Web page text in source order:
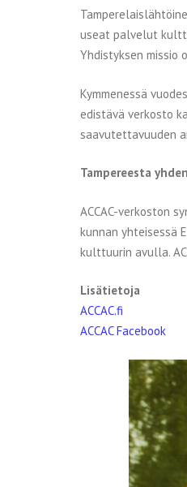
useat palvelut
Yhdistyksen missio
Kymmenessä
edistävä verkosto
saavutettavuuden
Tampereesta
ACCAC-verkoston
kunnan yhteisessä
kulttuurin avulla.
Lisätietoja
ACCAC.fi
ACCAC Facebook